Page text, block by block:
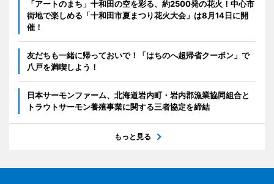
「アートのまち」十和田の空を彩る、約2500発の花火！中心市
街地で楽しめる「十和田市夏まつり花火大会」は8月14日に開
催！
友だちも一緒に帰っておいで！「はちのへ超帰省クーポン」で
八戸を満喫しよう！
日本サーモンファーム、北海道岩内町・岩内郡漁業協同組合と
トラウトサーモン養殖事業に関する三者協定を締結
もっと見る